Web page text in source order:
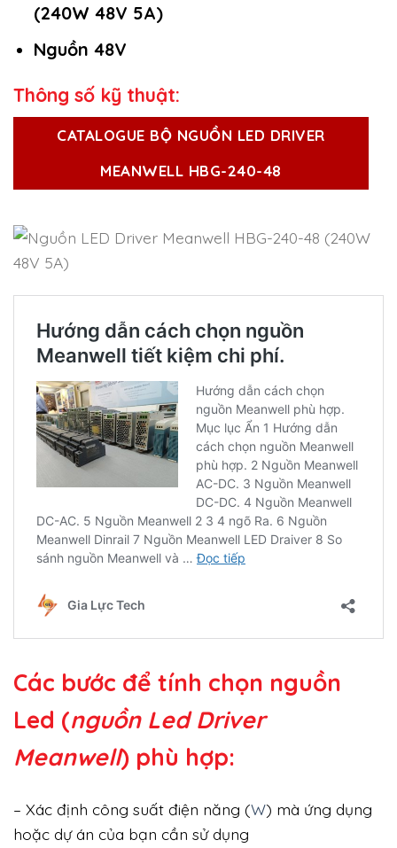
(240W 48V 5A)
Nguồn 48V
Thông số kỹ thuật:
CATALOGUE BỘ NGUỒN LED DRIVER
MEANWELL HBG-240-48
Các bước để tính chọn nguồn
Led (nguồn Led Driver
Meanwell) phù hợp:
– Xác định công suất điện năng (W) mà ứng dụng
hoặc dự án của bạn cần sử dụng